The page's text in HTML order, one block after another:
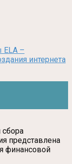
ELA –
интернета
сбора
представлена
финансовой